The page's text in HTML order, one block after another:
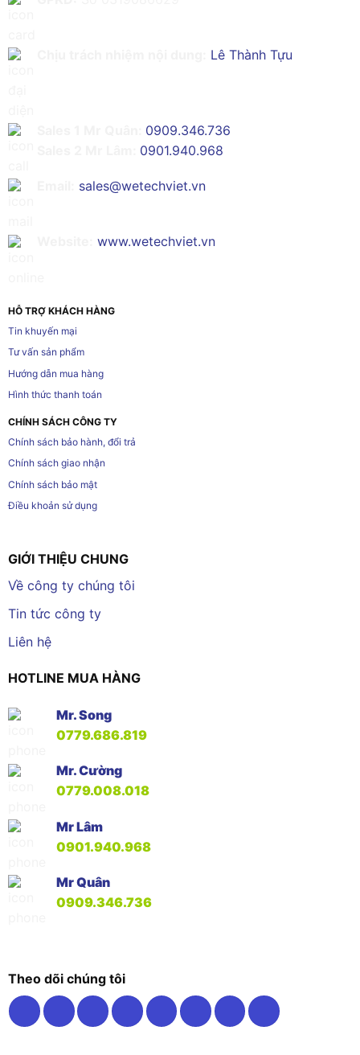
Lê Thành Tựu
0909.346.736
0901.940.968
sales@wetechviet.vn
www.wetechviet.vn
HỖ TRỢ KHÁCH HÀNG
Tin khuyến mại
Tư vấn sản phẩm
Hướng dẫn mua hàng
Hình thức thanh toán
CHÍNH SÁCH CÔNG TY
Chính sách bảo hành, đổi trả
Chính sách giao nhận
Chính sách bảo mật
Điều khoản sử dụng
GIỚI THIỆU CHUNG
Về công ty chúng tôi
Tin tức công ty
Liên hệ
HOTLINE MUA HÀNG
Mr. Song
0779.686.819
Mr. Cường
0779.008.018
Mr Lâm
0901.940.968
Mr Quân
0909.346.736
Theo dõi chúng tôi